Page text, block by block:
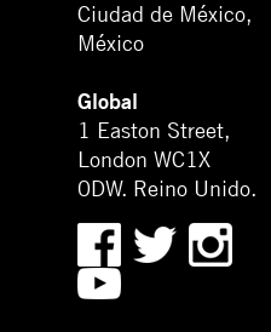
Ciudad de México,
México
Global
1 Easton Street,
London WC1X
0DW. Reino Unido.